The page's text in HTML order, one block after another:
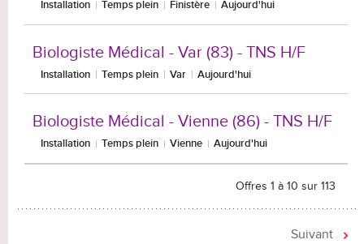
Installation Temps plein Finistère Aujourd'hui
Biologiste Médical - Var (83) - TNS H/F
Installation Temps plein Var Aujourd'hui
Biologiste Médical - Vienne (86) - TNS H/F
Installation Temps plein Vienne Aujourd'hui
Offres 1 à 10 sur 113
Suivant